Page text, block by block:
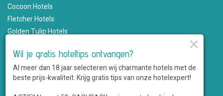
Cocoon Hotels
Fletcher Hotels
Golden Tulip Hotels
Martin's Hotels
Romantik Hotels
Saillant Hotels
WestCord Hotels
×
Wil je gratis hoteltips ontvangen?
Al meer dan 18 jaar selecteren wij charmante hotels met de
beste prijs-kwaliteit. Krijg gratis tips van onze hotelexpert!